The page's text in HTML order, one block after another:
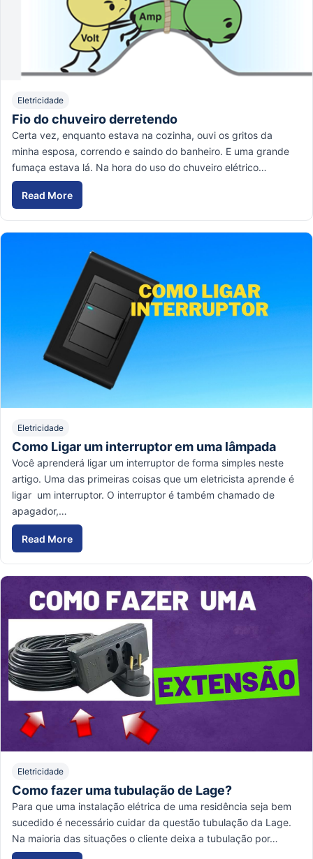
Eletricidade
Fio do chuveiro derretendo
Certa vez, enquanto estava na cozinha, ouvi os gritos da
minha esposa, correndo e saindo do banheiro. E uma grande
fumaça estava lá. Na hora do uso do chuveiro elétrico…
Read More
Fio do chuveiro derretendo
Eletricidade
Como Ligar um interruptor em uma lâmpada
Você aprenderá ligar um interruptor de forma simples neste
artigo. Uma das primeiras coisas que um eletricista aprende é
ligar um interruptor. O interruptor é também chamado de
apagador,…
Read More
Como Ligar um interruptor em uma lâmpada
Eletricidade
Como fazer uma tubulação de Lage?
Para que uma instalação elétrica de uma residência seja bem
sucedido é necessário cuidar da questão tubulação da Lage.
Na maioria das situações o cliente deixa a tubulação por…